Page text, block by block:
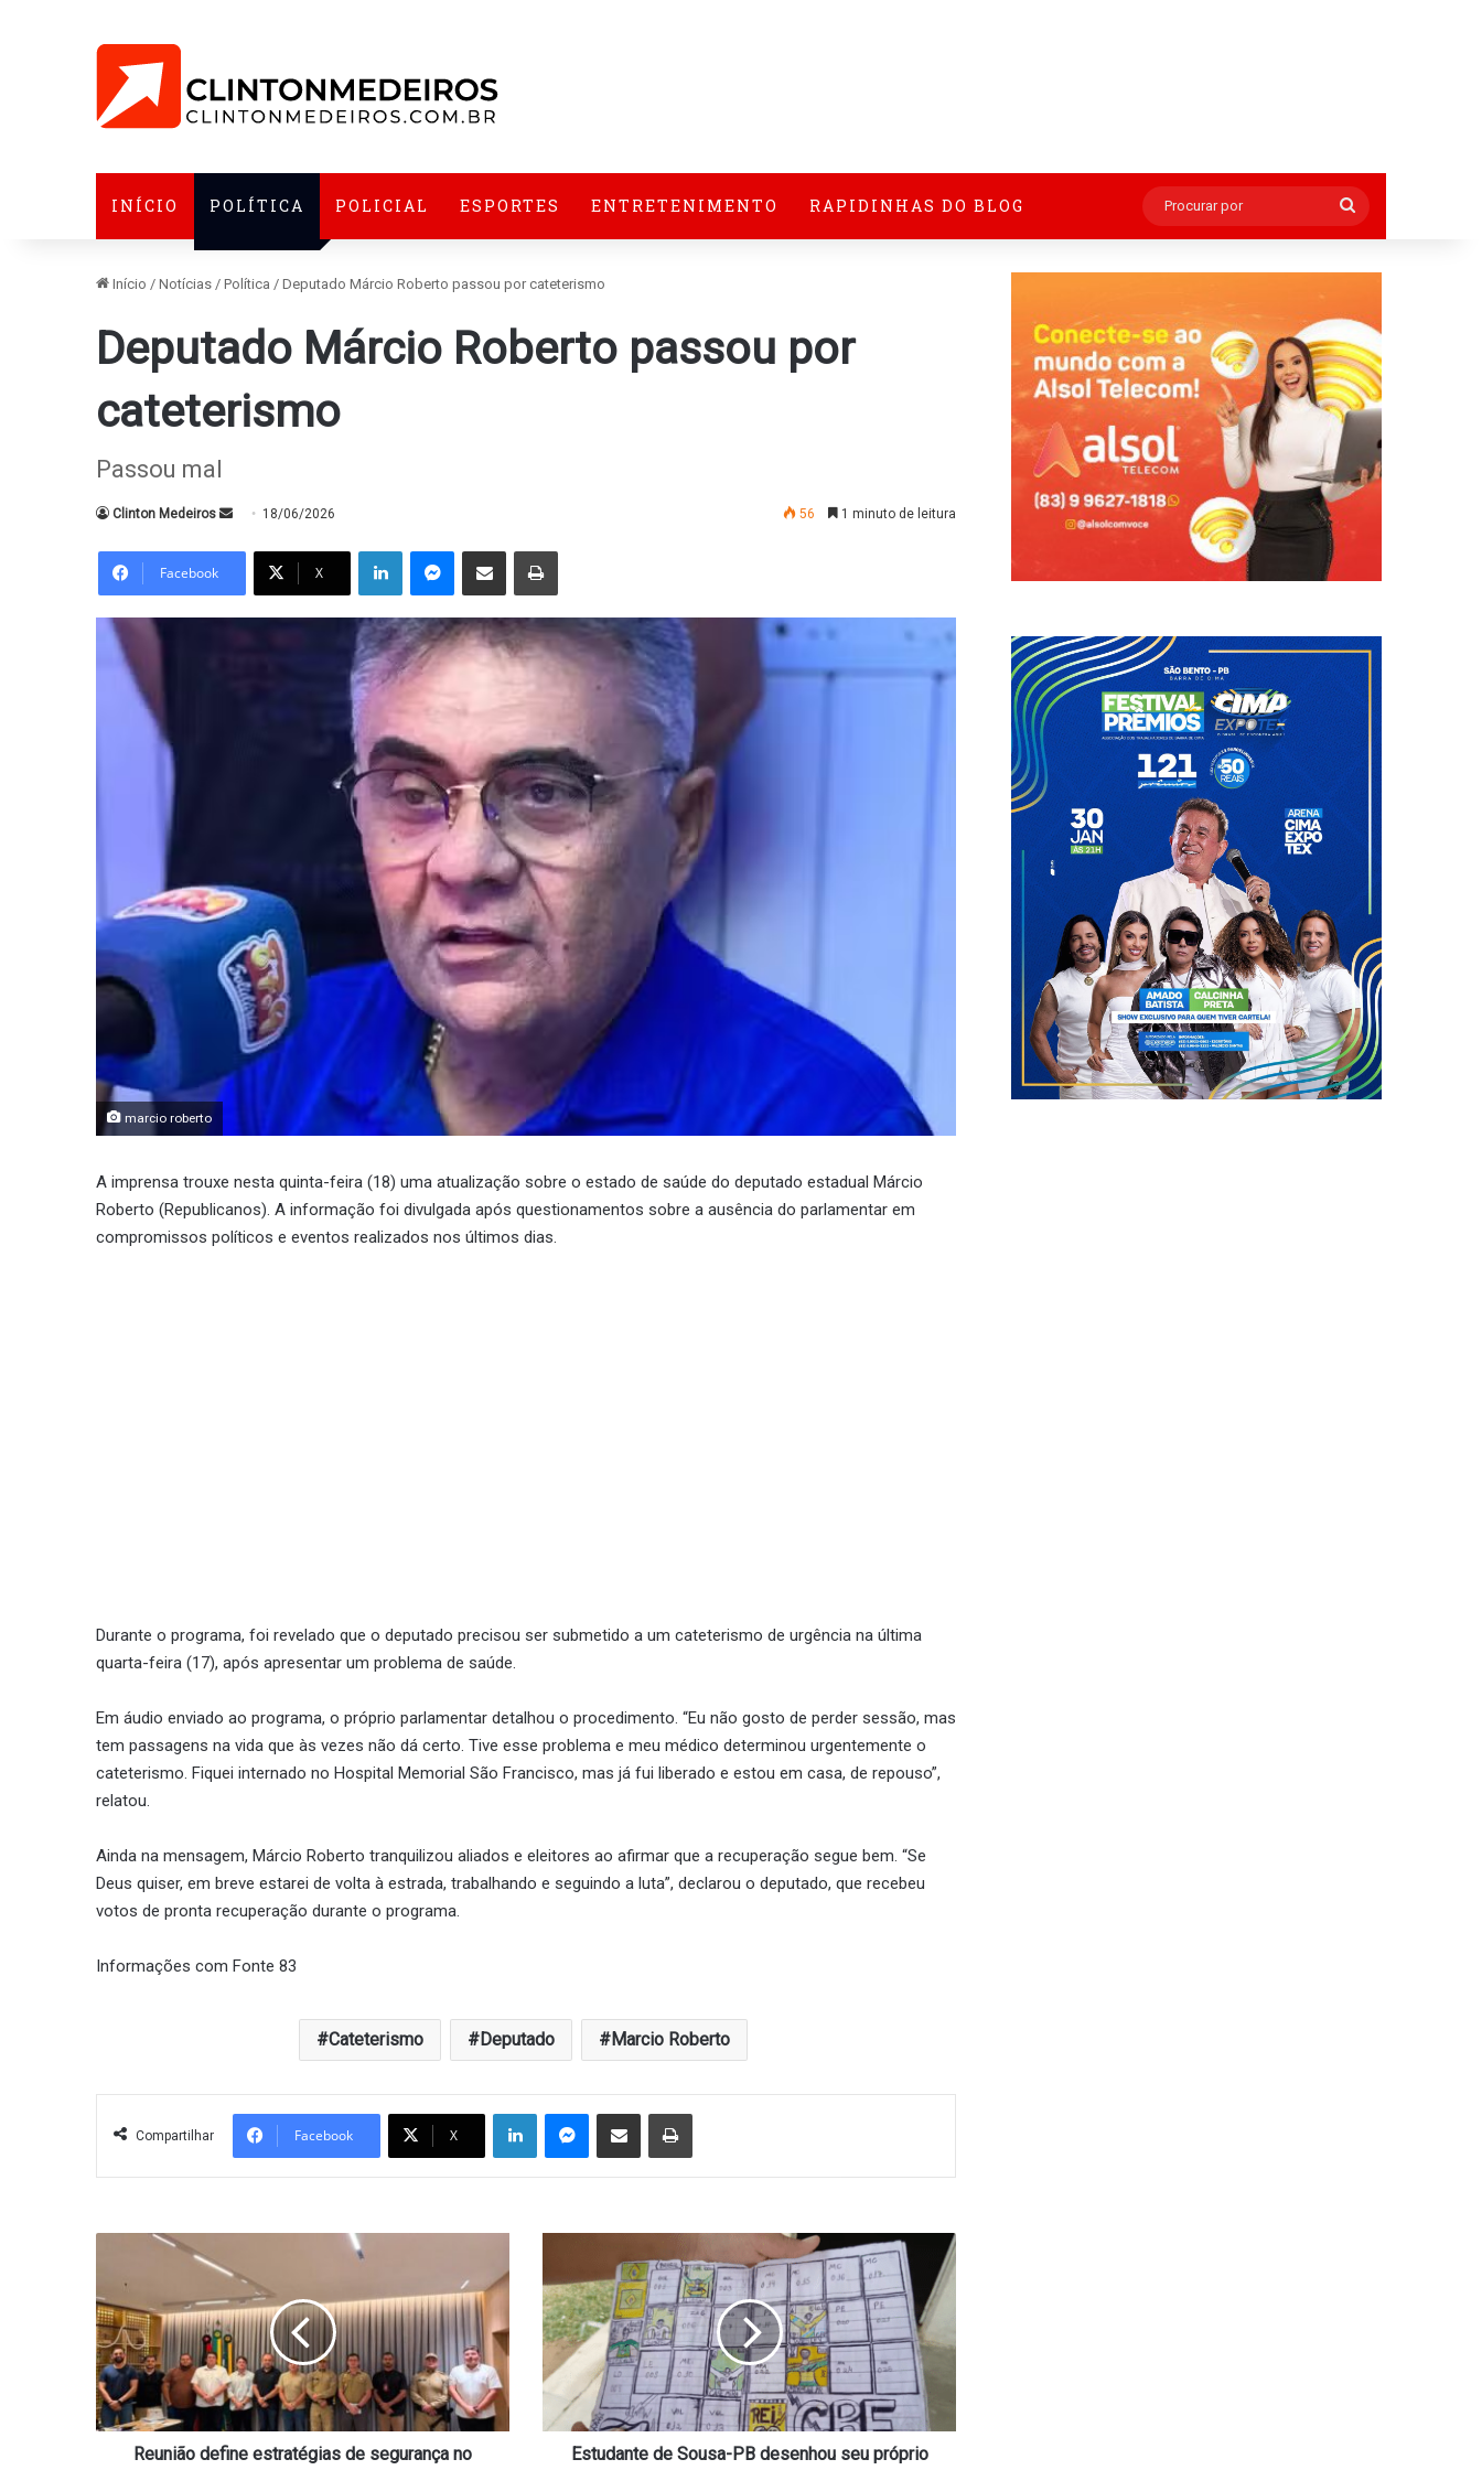
INÍCIO POLÍTICA POLICIAL ESPORTES ENTRETENIMENTO RAPIDINHAS DO BLOG
Procurar
por
Início / Notícias / Política / Deputado Márcio Roberto passou por cateterismo
Deputado Márcio Roberto passou por
cateterismo
Passou mal
Clinton Medeiros
Mande
mail
18/06/2026 56 1 minuto de leitura
Facebook X
LinkedinMessenger
Compartilhar via e-mail Imprimir
marcio roberto
A imprensa trouxe nesta quinta-feira (18) uma atualização sobre o estado de saúde do deputado estadual Márcio
Roberto (Republicanos). A informação foi divulgada após questionamentos sobre a ausência do parlamentar em
compromissos políticos e eventos realizados nos últimos dias.
Durante o programa, foi revelado que o deputado precisou ser submetido a um cateterismo de urgência na última
quarta-feira (17), após apresentar um problema de saúde.
Em áudio enviado ao programa, o próprio parlamentar detalhou o procedimento. “Eu não gosto de perder sessão, mas
tem passagens na vida que às vezes não dá certo. Tive esse problema e meu médico determinou urgentemente o
cateterismo. Fiquei internado no Hospital Memorial São Francisco, mas já fui liberado e estou em casa, de repouso”,
relatou.
Ainda na mensagem, Márcio Roberto tranquilizou aliados e eleitores ao afirmar que a recuperação segue bem. “Se
Deus quiser, em breve estarei de volta à estrada, trabalhando e seguindo a luta”, declarou o deputado, que recebeu
votos de pronta recuperação durante o programa.
Informações com Fonte 83
Cateterismo Deputado Marcio Roberto
Compartilhar Facebook X
LinkedinMessenger
Compartilhar via e-mail Imprimir
estratégias
de
segurança
no
Arraiá
Balançando
a
Reunião define estratégias de segurança no
Sousa-
PB
desenhou
seu
próprio
álbum
da
CopaEstudante de Sousa-PB desenhou seu próprio